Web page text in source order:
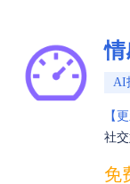
情
AI
【
社
免